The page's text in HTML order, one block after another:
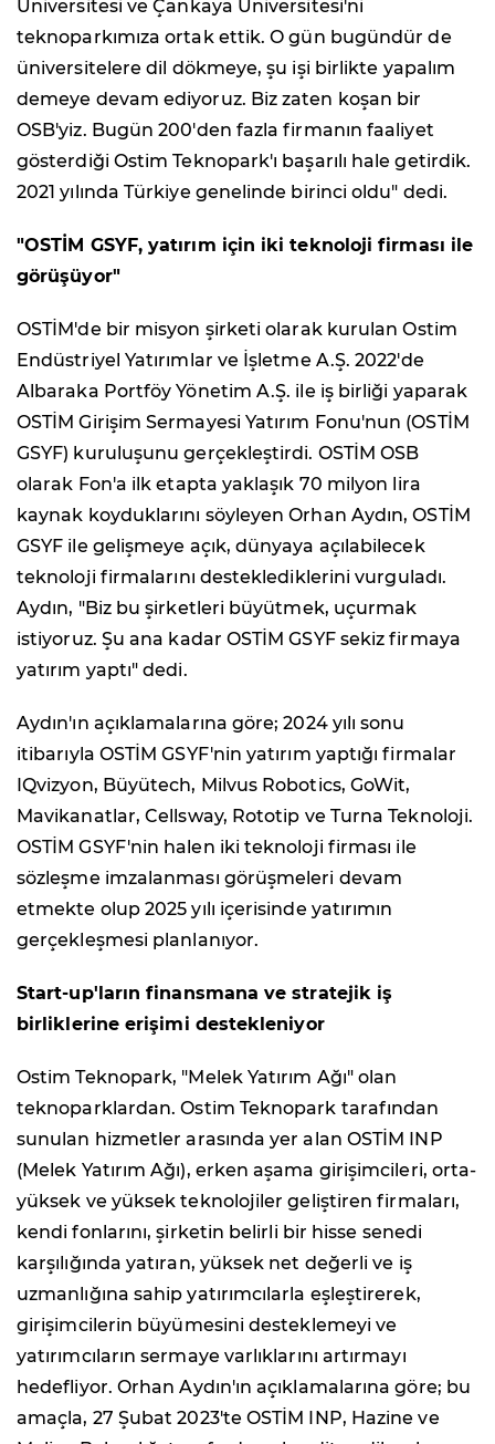
Üniversitesi ve Çankaya Üniversitesi'ni
teknoparkımıza ortak ettik. O gün bugündür de
üniversitelere dil dökmeye, şu işi birlikte yapalım
demeye devam ediyoruz. Biz zaten koşan bir
OSB'yiz. Bugün 200'den fazla firmanın faaliyet
gösterdiği Ostim Teknopark'ı başarılı hale getirdik.
2021 yılında Türkiye genelinde birinci oldu" dedi.
"OSTİM GSYF, yatırım için iki teknoloji firması ile
görüşüyor"
OSTİM'de bir misyon şirketi olarak kurulan Ostim
Endüstriyel Yatırımlar ve İşletme A.Ş. 2022'de
Albaraka Portföy Yönetim A.Ş. ile iş birliği yaparak
OSTİM Girişim Sermayesi Yatırım Fonu'nun (OSTİM
GSYF) kuruluşunu gerçekleştirdi. OSTİM OSB
olarak Fon'a ilk etapta yaklaşık 70 milyon lira
kaynak koyduklarını söyleyen Orhan Aydın, OSTİM
GSYF ile gelişmeye açık, dünyaya açılabilecek
teknoloji firmalarını desteklediklerini vurguladı.
Aydın, "Biz bu şirketleri büyütmek, uçurmak
istiyoruz. Şu ana kadar OSTİM GSYF sekiz firmaya
yatırım yaptı" dedi.
Aydın'ın açıklamalarına göre; 2024 yılı sonu
itibarıyla OSTİM GSYF'nin yatırım yaptığı firmalar
IQvizyon, Büyütech, Milvus Robotics, GoWit,
Mavikanatlar, Cellsway, Rototip ve Turna Teknoloji.
OSTİM GSYF'nin halen iki teknoloji firması ile
sözleşme imzalanması görüşmeleri devam
etmekte olup 2025 yılı içerisinde yatırımın
gerçekleşmesi planlanıyor.
Start-up'ların finansmana ve stratejik iş
birliklerine erişimi destekleniyor
Ostim Teknopark, "Melek Yatırım Ağı" olan
teknoparklardan. Ostim Teknopark tarafından
sunulan hizmetler arasında yer alan OSTİM INP
(Melek Yatırım Ağı), erken aşama girişimcileri, orta-
yüksek ve yüksek teknolojiler geliştiren firmaları,
kendi fonlarını, şirketin belirli bir hisse senedi
karşılığında yatıran, yüksek net değerli ve iş
uzmanlığına sahip yatırımcılarla eşleştirerek,
girişimcilerin büyümesini desteklemeyi ve
yatırımcıların sermaye varlıklarını artırmayı
hedefliyor. Orhan Aydın'ın açıklamalarına göre; bu
amaçla, 27 Şubat 2023'te OSTİM INP, Hazine ve